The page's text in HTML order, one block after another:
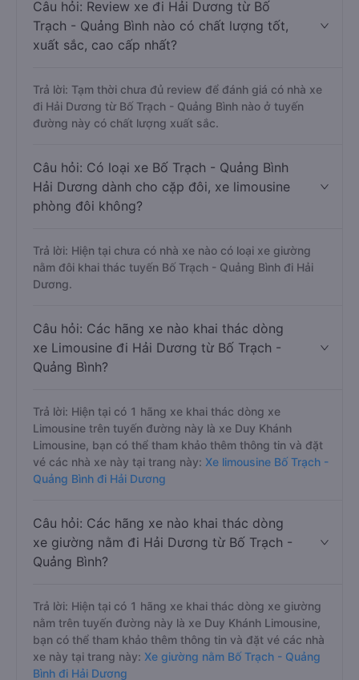
Câu hỏi: Review xe đi Hải Dương từ Bố
Trạch - Quảng Bình nào có chất lượng tốt,
xuất sắc, cao cấp nhất?
Trả lời: Tạm thời chưa đủ review để đánh giá có nhà xe
đi Hải Dương từ Bố Trạch - Quảng Bình nào ở tuyến
đường này có chất lượng xuất sắc.
Câu hỏi: Có loại xe Bố Trạch - Quảng Bình
Hải Dương dành cho cặp đôi, xe limousine
phòng đôi không?
Trả lời: Hiện tại chưa có nhà xe nào có loại xe giường
nằm đôi khai thác tuyến Bố Trạch - Quảng Bình đi Hải
Dương.
Câu hỏi: Các hãng xe nào khai thác dòng
xe Limousine đi Hải Dương từ Bố Trạch -
Quảng Bình?
Trả lời: Hiện tại có 1 hãng xe khai thác dòng xe
Limousine trên tuyến đường này là xe Duy Khánh
Limousine, bạn có thể tham khảo thêm thông tin và đặt
vé các nhà xe này tại trang này: Xe limousine Bố Trạch -
Quảng Bình đi Hải Dương
Câu hỏi: Các hãng xe nào khai thác dòng
xe giường nằm đi Hải Dương từ Bố Trạch -
Quảng Bình?
Trả lời: Hiện tại có 1 hãng xe khai thác dòng xe giường
nằm trên tuyến đường này là xe Duy Khánh Limousine,
bạn có thể tham khảo thêm thông tin và đặt vé các nhà
xe này tại trang này: Xe giường nằm Bố Trạch - Quảng
Bình đi Hải Dương